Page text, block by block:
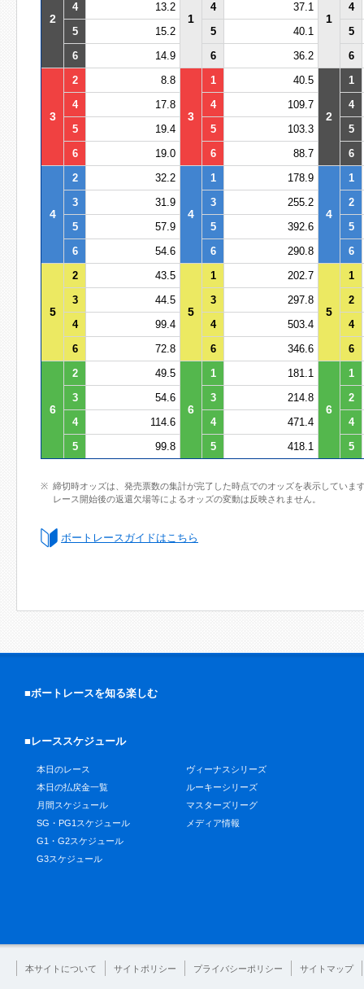
2 1 1
4
13.2 4 37.1
4
5
15.2 5 40.1
5
6
14.9 6 36.2 6
3
2 8.8
3
1 40.5
2
1
4
17.8 4 109.7
4
5
19.4 5 103.3
5
6
19.0 6 88.7 6
4
2 32.2
4
1 178.9
4
1
3
31.9 3 255.2
2
5
57.9 5 392.6
5
6
54.6 6 290.8 6
5
2 43.5
5
1 202.7
5
1
3
44.5 3 297.8
2
4
99.4 4 503.4
4
6
72.8 6 346.6 6
6
2 49.5
6
1 181.1
6
1
3
54.6 3 214.8
2
4
114.6 4 471.4
4
5
99.8 5 418.1 5
締切時オッズは、発売票数の集計が完了した時点でのオッズを表示していま
レース開始後の返還欠場等によるオッズの変動は反映されません。
ボートレースガイドはこちら
■ボートレースを知る楽しむ
■レーススケジュール
本日のレース
本日の払戻金一覧
月間スケジュール
SG・PG1スケジュール
G1・G2スケジュール
G3スケジュール
ヴィーナスシリーズ
ルーキーシリーズ
マスターズリーグ
メディア情報
本サイトについて サイトポリシー プライバシーポリシー サイトマップ